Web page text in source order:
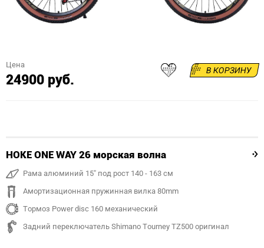
Цена
24900 руб.
В КОРЗИНУ
HOKE ONE WAY 26 морская волна
Рама алюминий 15" под рост 140 - 163 см
Амортизационная пружинная вилка 80mm
Тормоз Power disc 160 механический
Задний переключатель Shimano Tourney TZ500 оригинал